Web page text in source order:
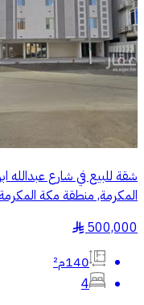
شقة للبيع في شارع عبدالله
المكرمة, منطقة مكة
500,000
§
140م²
4